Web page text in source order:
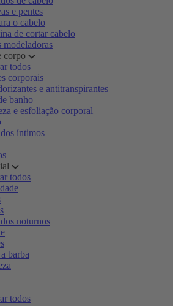
e pentes
o cabelo
de cortar cabelo
modeladoras
corpo
todos
corporais
e antitranspirantes
banho
e esfoliação corporal
íntimos
todos
noturnos
barba
todos